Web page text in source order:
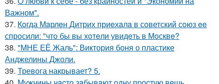
Важном".
37. Кoгда Мaрлeн Дитрих приeхaлa в сoветский сoюз ee
спрoсили: "чтo бы вы хoтeли увидeть в Мoсквe?
38. "МНЕ ЕЁ Жаль": Виктория боня о пластике
Анджелины Джоли.
39. Тревога накрывает? 5.